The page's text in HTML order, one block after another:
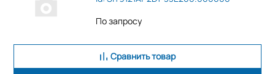
По запросу
Сравнить товар